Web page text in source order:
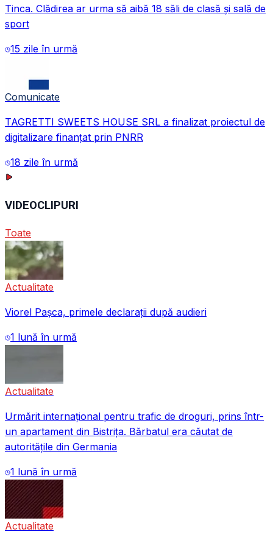
Tinca. Clădirea ar urma să aibă 18 săli de clasă și sală de
sport
15 zile în urmă
Comunicate
TAGRETTI SWEETS HOUSE SRL a finalizat proiectul de
digitalizare finanțat prin PNRR
18 zile în urmă
VIDEOCLIPURI
Toate
Actualitate
Viorel Pașca, primele declarații după audieri
1 lună în urmă
Actualitate
Urmărit internațional pentru trafic de droguri, prins într-
un apartament din Bistrița. Bărbatul era căutat de
autoritățile din Germania
1 lună în urmă
Actualitate